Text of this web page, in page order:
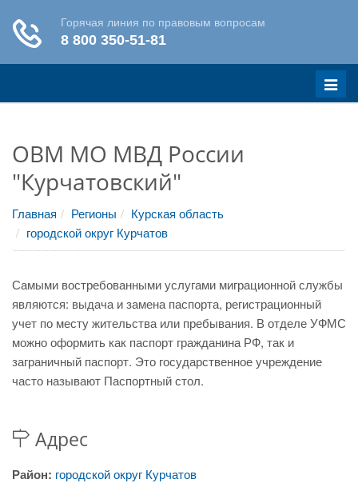
Меню
ОВМ МО МВД России
"Курчатовский"
Главная Регионы
Курская область
городской округ Курчатов
Самыми востребованными услугами миграционной службы
являются: выдача и замена паспорта, регистрационный
учет по месту жительства или пребывания. В отделе УФМС
можно оформить как паспорт гражданина РФ, так и
заграничный паспорт. Это государственное учреждение
часто называют Паспортный стол.
Адрес
Район: городской округ Курчатов